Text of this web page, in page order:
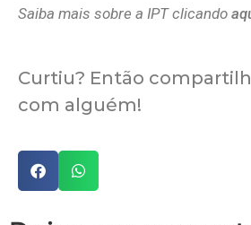
Saiba mais sobre a IPT clicando
Curtiu? Então
com alguém!